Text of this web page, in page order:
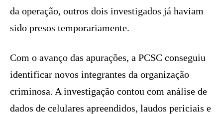
da operação, outros dois investigados já haviam
sido presos temporariamente.
Com o avanço das apurações, a PCSC conseguiu
identificar novos integrantes da organização
criminosa. A investigação contou com análise de
dados de celulares apreendidos, laudos periciais e